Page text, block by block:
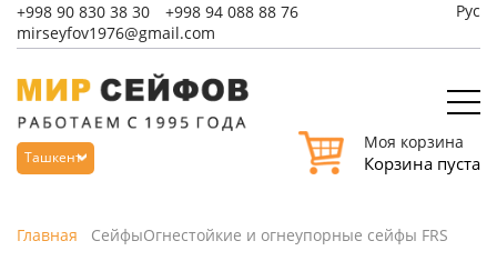
+998 90 830 38 30 +998 94 088 88 76
mirseyfov1976@gmail.com
Рус
Ташкент
Моя корзина
Корзина пуста
Главная СейфыОгнестойкие и огнеупорные сейфы FRS